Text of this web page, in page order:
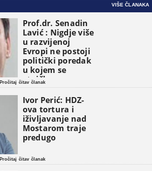
VIŠE ČLANAKA
Prof.dr. Senadin
Lavić : Nigdje više
u razvijenoj
Evropi ne postoji
politički poredak
u kojem se
etničke grupe
pojavljuju kao
osnovne
političke jedinice
Pročitaj čitav članak
Ivor Perić: HDZ-
ova tortura i
iživljavanje nad
Mostarom traje
predugo
Pročitaj čitav članak